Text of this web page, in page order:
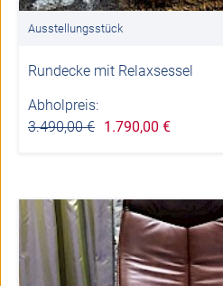
Ausstellungsstück
Rundecke mit Relaxsessel
Abholpreis:
3.490,00 € 1.790,00 €